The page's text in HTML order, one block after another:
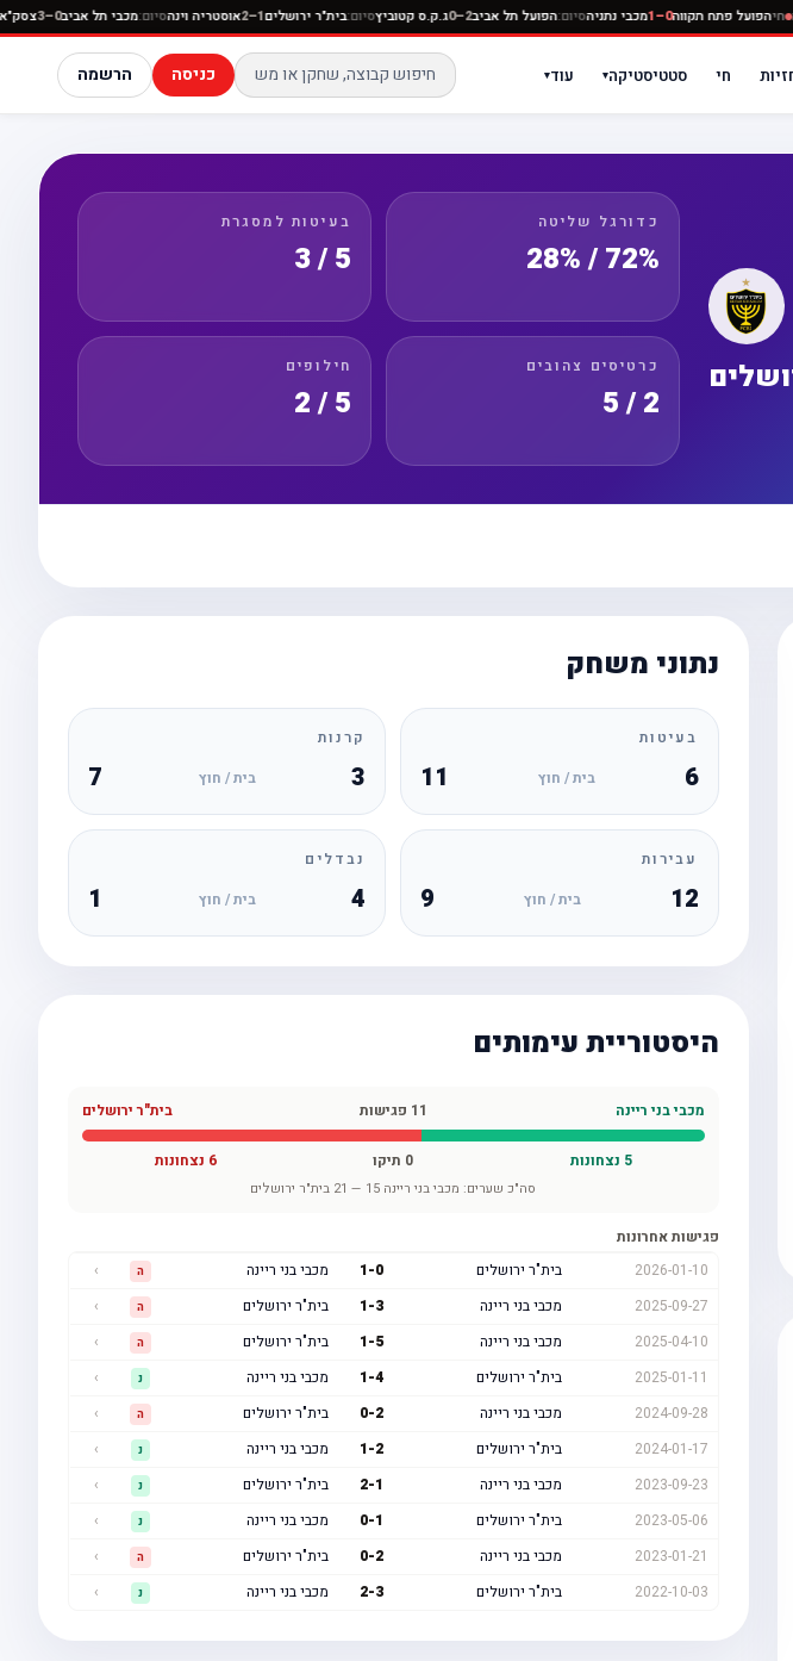
תקווה חיהפועל פתח תקווה0–1 מכבי נתניהסיום:הפועל תל אביב2–0 ג.ק.ס קטוביץסיום:בית"ר ירושלים1–2 אוסטריה וינהסיום:מכבי תל אביב0–3
חי סטטיסטיקה▾ עוד▾ כניסה הרשמה
כדורגל שליטה
72% / 28%
בעיטות למסגרת
5 / 3
כרטיסים צהובים
2 / 5
חילופים
5 / 2
נתוני משחק
בעיטות
6 בית / חוץ 11
קרנות
3 בית / חוץ 7
עבירות
12 בית / חוץ 9
נבדלים
4 בית / חוץ 1
היסטוריית עימותים
מכבי בני ריינה 11 פגישות בית"ר ירושלים
5 נצחונות 0 תיקו 6 נצחונות
סה"כ שערים: מכבי בני ריינה 15
—
21 בית"ר ירושלים
פגישות אחרונות
2026-01-10
בית"ר ירושלים 1-0 מכבי בני ריינה ה
›
2025-09-27
מכבי בני ריינה 1-3 בית"ר ירושלים ה
›
2025-04-10
מכבי בני ריינה 1-5 בית"ר ירושלים ה
›
2025-01-11
בית"ר ירושלים 1-4 מכבי בני ריינה נ
›
2024-09-28
מכבי בני ריינה 0-2 בית"ר ירושלים ה
›
2024-01-17
בית"ר ירושלים 1-2 מכבי בני ריינה נ
›
2023-09-23
מכבי בני ריינה 2-1 בית"ר ירושלים נ
›
2023-05-06
בית"ר ירושלים 0-1 מכבי בני ריינה נ
›
2023-01-21
מכבי בני ריינה 0-2 בית"ר ירושלים ה
›
2022-10-03
בית"ר ירושלים 2-3 מכבי בני ריינה נ ›